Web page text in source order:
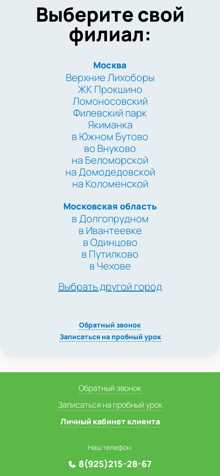
Выберите свой
филиал:
Москва
Верхние Лихоборы
ЖК Прокшино
Ломоносовский
Филевский парк
Якиманка
в Южном Бутово
во Внуково
на Беломорской
на Домодедовской
на Коломенской
Московская область
в Долгопрудном
в Ивантеевке
в Одинцово
в Путилково
в Чехове
Выбрать другой город
Обратный звонок
Записаться на пробный урок
Обратный звонок
Записаться на пробный урок
Личный кабинет клиента
Наш телефон:
8(925)215-28-67